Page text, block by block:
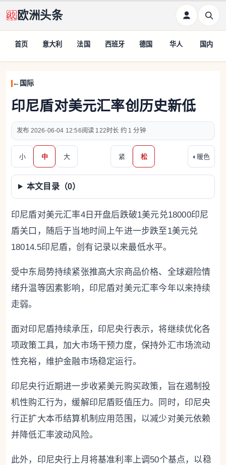
欧洲头条
首页 意大利 法国 西班牙 德国 华人 国内
国际
印尼盾对美元汇率创历史新低
2026-06-04 12:56 122 约 1 分钟
小 中 大 紧 松 ◐ 暖色
本文目录（0）
印尼盾对美元汇率4日开盘后跌破1美元兑18000印尼
盾关口，随后于当地时间上午进一步跌至1美元兑
18014.5印尼盾，创有记录以来最低水平。
受中东局势持续紧张推高大宗商品价格、全球避险情
绪升温等因素影响，印尼盾对美元汇率今年以来持续
走弱。
面对印尼盾持续承压，印尼央行表示，将继续优化各
项政策工具，加大市场干预力度，保持外汇市场流动
性充裕，维护金融市场稳定运行。
印尼央行近期进一步收紧美元购买政策，旨在遏制投
机性购汇行为，缓解印尼盾贬值压力。同时，印尼央
行正扩大本币结算机制应用范围，以减少对美元依赖
并降低汇率波动风险。
此外，印尼央行上月将基准利率上调50个基点，以稳